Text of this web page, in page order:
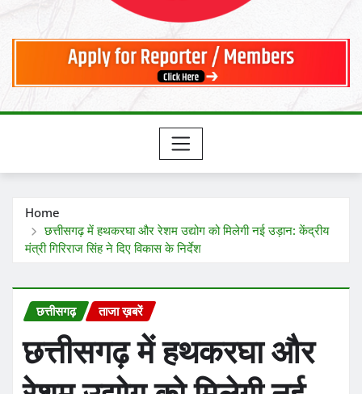
Home
छत्तीसगढ़ में हथकरघा और रेशम उद्योग को मिलेगी नई उड़ान: केंद्रीय
मंत्री गिरिराज सिंह ने दिए विकास के निर्देश
छत्तीसगढ़ ताजा ख़बरें
छत्तीसगढ़ में हथकरघा और